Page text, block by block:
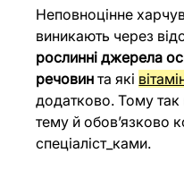
Неповноцінне
виникають через
рослинні джерела
речовин та які
додатково. Тому
тему й обов’язково
спеціаліст_ками.